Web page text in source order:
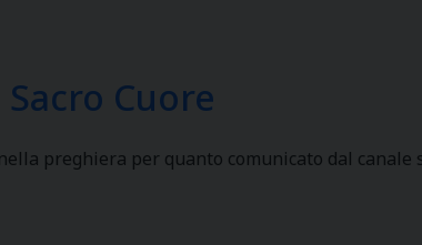
Cuore
preghiera per quanto comunicato dal canale